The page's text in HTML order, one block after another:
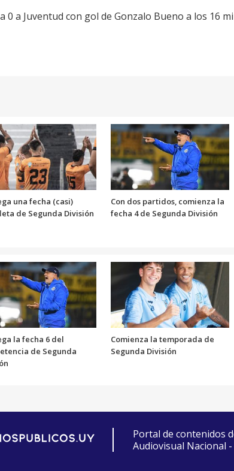
0 a Juventud con gol de Gonzalo Bueno a los 16
una fecha (casi)
de Segunda División
Con dos partidos, comienza la
fecha 4 de Segunda División
la fecha 6 del
de Segunda
Comienza la temporada de
Segunda División
Portal de contenidos
Audiovisual Nacional